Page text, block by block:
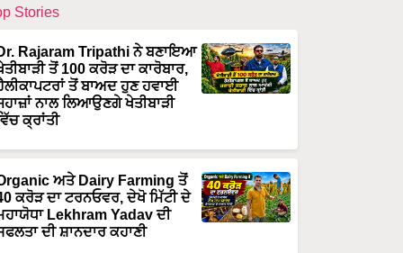
Stories
Rajaram Tripathi ਨੇ ਬਣਾਇਆ
ਤੋਂ 100 ਕਰੋੜ ਦਾ ਕਾਰੋਬਾਰ,
ਤੋਂ ਬਾਅਦ ਹੁਣ ਹਵਾਈ
ਨਾਲ ਲਿਆਉਣਗੇ ਖੇਤੀਬਾੜੀ
ਕ੍ਰਾਂਤੀ
ਅਤੇ Dairy Farming ਤੋਂ
ਕਰੋੜ ਦਾ ਟਰਨਓਵਰ, ਦੇਖੋ ਮਿੱਟੀ ਦੇ
Lekhram Yadav ਦੀ
ਦੀ ਸ਼ਾਨਦਾਰ ਕਹਾਣੀ